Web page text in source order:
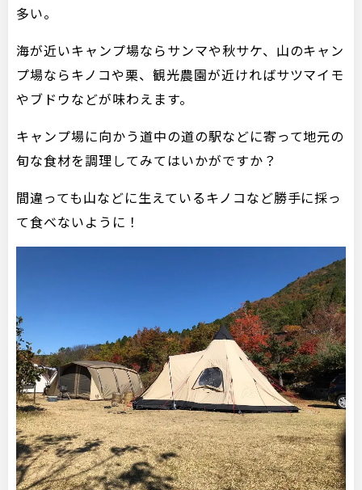
多い。
海が近いキャンプ場ならサンマや秋サケ、山のキャン
プ場ならキノコや栗、観光農園が近ければサツマイモ
やブドウなどが味わえます。
キャンプ場に向かう道中の道の駅などに寄って地元の
旬な食材を調理してみてはいかがですか？
間違っても山などに生えているキノコなど勝手に採っ
て食べないように！